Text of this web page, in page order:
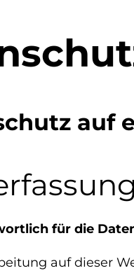
auf
für die
auf dieser